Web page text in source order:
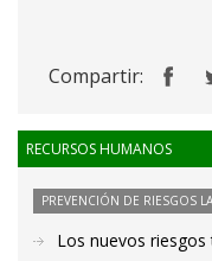
Compartir:
RECURSOS HUMANOS
PREVENCIÓN DE RIESGOS
Los nuevos